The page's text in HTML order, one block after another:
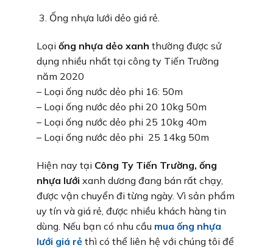
Ống nhựa lưới dẻo giá rẻ.
Loại ống nhựa dẻo xanh thường được sử
dụng nhiều nhất tại công ty Tiến Trường
năm 2020
– Loại ống nước dẻo phi 16: 50m
– Loại ống nước dẻo phi 20 10kg 50m
– Loại ống nước dẻo phi 25 10kg 40m
– Loại ống nước dẻo phi 25 14kg 50m
Hiện nay tại Công Ty Tiến Trường, ống
nhựa lưới xanh dương đang bán rất chạy,
được vận chuyển đi từng ngày. Vì sản phẩm
uy tín và giá rẻ, được nhiều khách hàng tin
dùng. Nếu bạn có nhu cầu mua ống nhựa
lưới giá rẻ thì có thể liên hệ với chúng tôi để